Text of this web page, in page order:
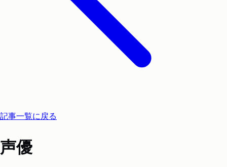
記事一覧に戻る
声優